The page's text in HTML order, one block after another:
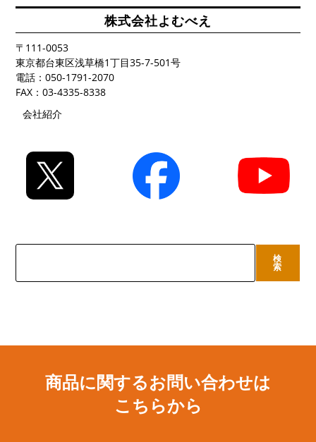
株式会社よむべえ
〒111-0053
東京都台東区浅草橋1丁目35-7-501号
電話：050-1791-2070
FAX：03-4335-8338
会社紹介
検
索
商品に関するお問い合わせは
こちらから